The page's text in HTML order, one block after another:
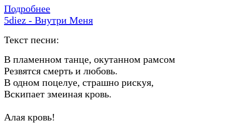
Подробнее
5diez - Внутри Меня
Текст песни:
В пламенном танце, окутанном рамсом
Резвятся смерть и любовь.
В одном поцелуе, страшно рискуя,
Вскипает змеиная кровь.
Алая кровь!